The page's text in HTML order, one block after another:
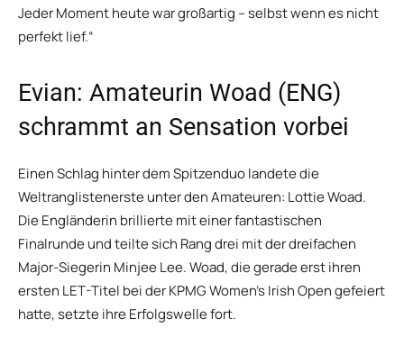
Jeder Moment heute war großartig – selbst wenn es nicht
perfekt lief.“
Evian: Amateurin Woad (ENG)
schrammt an Sensation vorbei
Einen Schlag hinter dem Spitzenduo landete die
Weltranglistenerste unter den Amateuren: Lottie Woad.
Die Engländerin brillierte mit einer fantastischen
Finalrunde und teilte sich Rang drei mit der dreifachen
Major-Siegerin Minjee Lee. Woad, die gerade erst ihren
ersten LET-Titel bei der KPMG Women’s Irish Open gefeiert
hatte, setzte ihre Erfolgswelle fort.